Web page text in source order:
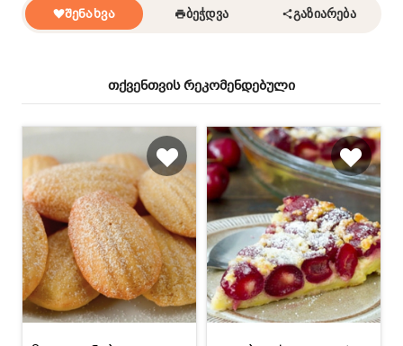
ᲨᲔᲜᲐᲮᲕᲐ ᲑᲔᲭᲓᲕᲐ ᲒᲐᲖᲘᲐᲠᲔᲑᲐ
თქვენთვის რეკომენდებული